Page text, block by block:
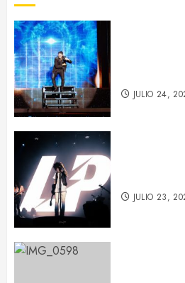
JULIO 24,
JULIO 23,